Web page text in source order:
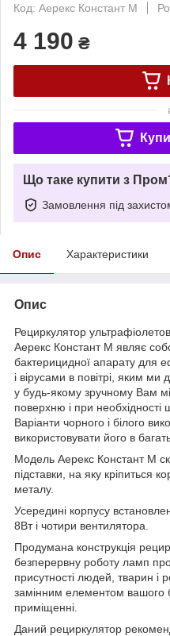
Код: Аерекс Констант М
4 190 ₴
Що таке купити з
Замовлення під
Опис Характеристики
Опис
Рециркулятор
Аерекс Констант М являє
бактерицидної апарату для
і вірусами в повітрі, яким
у будь-якому зручному Вам
поверхню і при необхідності
Варіанти чорного і білого
використовувати його в
Модель Аерекс Констант М
підставки, на яку кріпиться
металу.
Усередині корпусу
8Вт і чотири вентилятора.
Продумана конструкція
безперервну роботу ламп
присутності людей, тварин і
замінним елементом вашого
приміщенні.
Даний рециркулятор